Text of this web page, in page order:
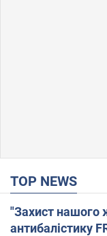
TOP NEWS
"Захист нашого
антибалістику